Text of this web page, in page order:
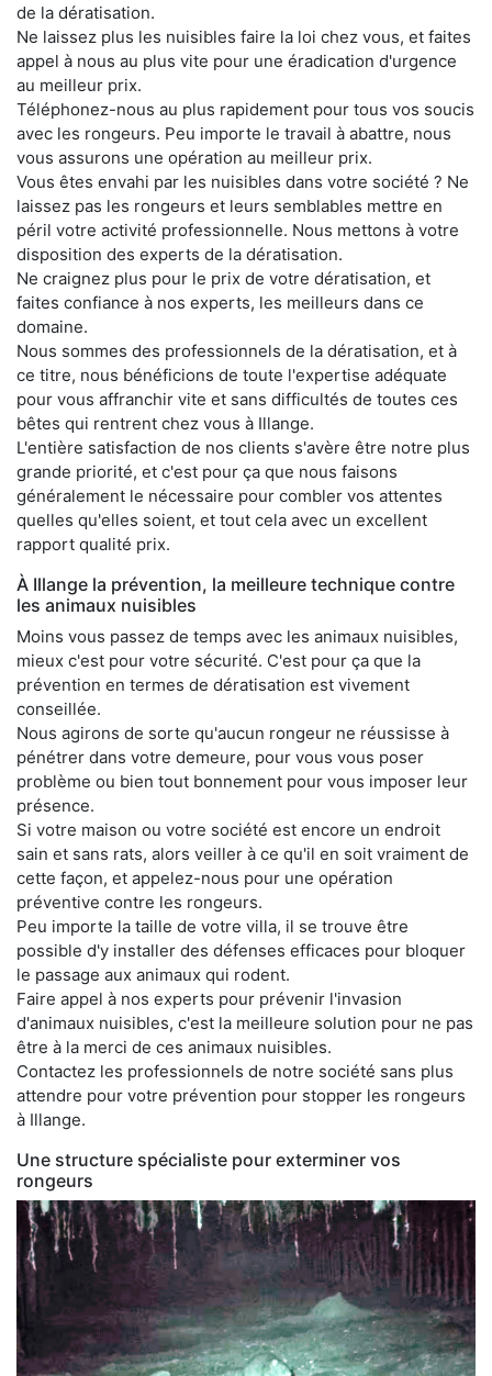
de la dératisation.
Ne laissez plus les nuisibles faire la loi chez vous, et faites
appel à nous au plus vite pour une éradication d'urgence
au meilleur prix.
Téléphonez-nous au plus rapidement pour tous vos soucis
avec les rongeurs. Peu importe le travail à abattre, nous
vous assurons une opération au meilleur prix.
Vous êtes envahi par les nuisibles dans votre société ? Ne
laissez pas les rongeurs et leurs semblables mettre en
péril votre activité professionnelle. Nous mettons à votre
disposition des experts de la dératisation.
Ne craignez plus pour le prix de votre dératisation, et
faites confiance à nos experts, les meilleurs dans ce
domaine.
Nous sommes des professionnels de la dératisation, et à
ce titre, nous bénéficions de toute l'expertise adéquate
pour vous affranchir vite et sans difficultés de toutes ces
bêtes qui rentrent chez vous à Illange.
L'entière satisfaction de nos clients s'avère être notre plus
grande priorité, et c'est pour ça que nous faisons
généralement le nécessaire pour combler vos attentes
quelles qu'elles soient, et tout cela avec un excellent
rapport qualité prix.
À Illange la prévention, la meilleure technique contre
les animaux nuisibles
Moins vous passez de temps avec les animaux nuisibles,
mieux c'est pour votre sécurité. C'est pour ça que la
prévention en termes de dératisation est vivement
conseillée.
Nous agirons de sorte qu'aucun rongeur ne réussisse à
pénétrer dans votre demeure, pour vous vous poser
problème ou bien tout bonnement pour vous imposer leur
présence.
Si votre maison ou votre société est encore un endroit
sain et sans rats, alors veiller à ce qu'il en soit vraiment de
cette façon, et appelez-nous pour une opération
préventive contre les rongeurs.
Peu importe la taille de votre villa, il se trouve être
possible d'y installer des défenses efficaces pour bloquer
le passage aux animaux qui rodent.
Faire appel à nos experts pour prévenir l'invasion
d'animaux nuisibles, c'est la meilleure solution pour ne pas
être à la merci de ces animaux nuisibles.
Contactez les professionnels de notre société sans plus
attendre pour votre prévention pour stopper les rongeurs
à Illange.
Une structure spécialiste pour exterminer vos
rongeurs